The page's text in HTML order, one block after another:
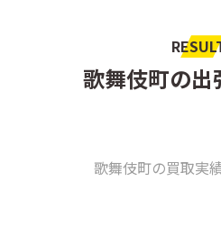
歌舞伎町の出
歌舞伎町の買取実